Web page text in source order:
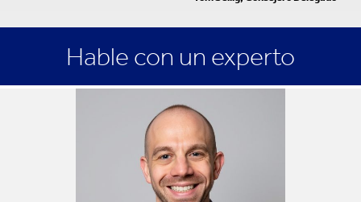
Hable con un experto